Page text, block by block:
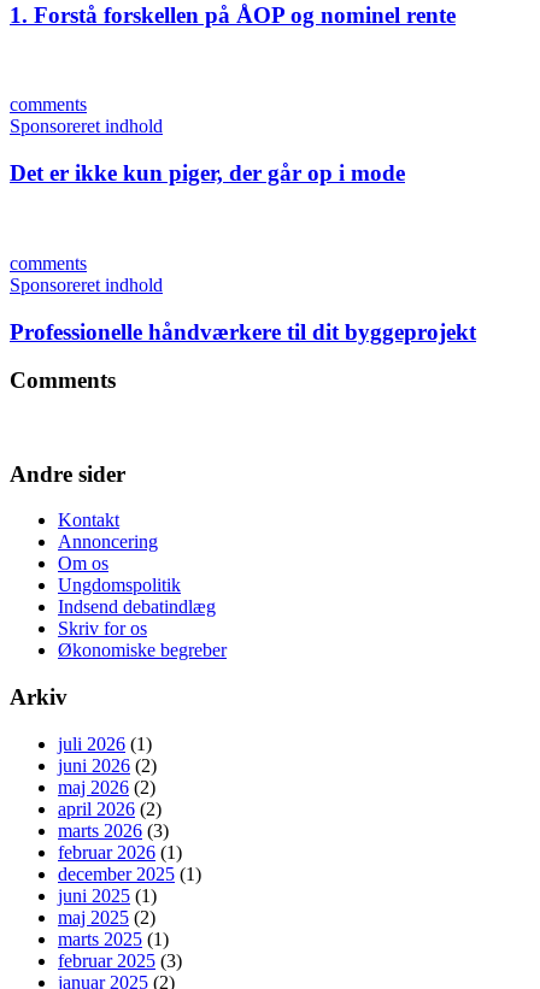
1. Forstå forskellen på ÅOP og nominel rente
comments
Sponsoreret indhold
Det er ikke kun piger, der går op i mode
comments
Sponsoreret indhold
Professionelle håndværkere til dit byggeprojekt
Comments
Andre sider
Kontakt
Annoncering
Om os
Ungdomspolitik
Indsend debatindlæg
Skriv for os
Økonomiske begreber
Arkiv
juli 2026 (1)
juni 2026 (2)
maj 2026 (2)
april 2026 (2)
marts 2026 (3)
februar 2026 (1)
december 2025 (1)
juni 2025 (1)
maj 2025 (2)
marts 2025 (1)
februar 2025 (3)
januar 2025 (2)